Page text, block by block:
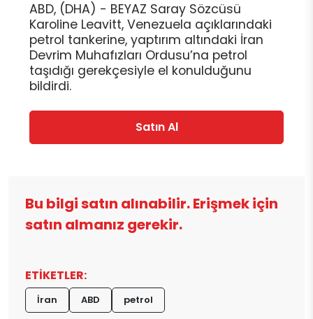
ABD, (DHA) - BEYAZ Saray Sözcüsü
Karoline Leavitt, Venezuela açıklarındaki
petrol tankerine, yaptırım altındaki İran
Devrim Muhafızları Ordusu’na petrol
taşıdığı gerekçesiyle el konulduğunu
bildirdi.
Satın Al
Bu bilgi satın alınabilir. Erişmek için
satın almanız gerekir.
ETİKETLER:
İran ABD petrol